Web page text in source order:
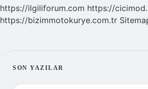
https://ilgiliforum.com https://
https://bizimmotokurye.com.tr
SIDEBAR
SON YAZILAR